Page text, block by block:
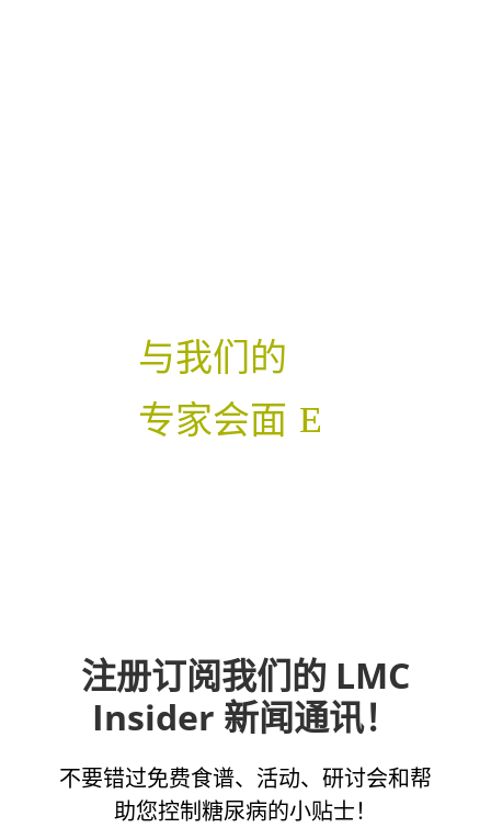
与我们的
专家会面
注册订阅我们的 LMC
Insider 新闻通讯！
不要错过免费食谱、活动、研讨会和帮
助您控制糖尿病的小贴士！